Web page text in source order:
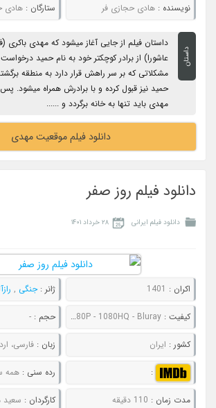
نویسنده :هادی حجازی فر ستارگان : هادی حجازی‌ فر &
داستان
عاشورا) از برادر کوچکتر خود به نام حمید
مشکلاتی که بر سر راهش قرار دارد به منطقه
حمید نیز قبول کرده و با برادرش همراه میشود. پس
مهدی باید تنها به خانه برگردد و ......
دانلود فیلم موقعیت مهدی
دانلود فیلم روز صفر
دانلود فیلم ایرانی ۲۸ خرداد ۱۴۰۱
اکران : 1401 ژانر :جنگی ,
کیفیت :480P - 720P - 1080P - 1080HQ - Bluray حجم : -
کشور : ایران زبان : فارسی،
: رده سنی : همه
مدت زمان : 110 دقیقه کارگردان : سعید